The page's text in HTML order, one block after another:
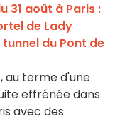
31 août à Paris :
de Lady
du Pont de
au terme d'une
effrénée dans
avec des